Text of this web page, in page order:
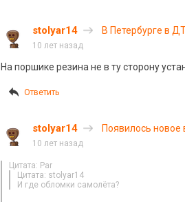
stolyar14 В Петербурге в
10 лет назад
На поршике резина не в ту сторону
Ответить
stolyar14 Появилось
10 лет назад
Цитата: Par
Цитата: stolyar14
И где обломки самолёта?